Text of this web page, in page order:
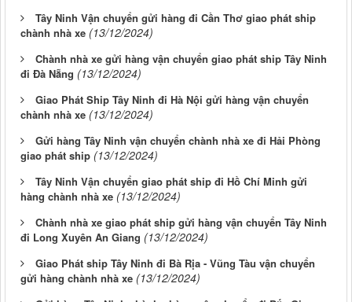
Tây Ninh Vận chuyển gửi hàng đi Cần Thơ giao phát ship
chành nhà xe (13/12/2024)
Chành nhà xe gửi hàng vận chuyển giao phát ship Tây Ninh
đi Đà Nẵng (13/12/2024)
Giao Phát Ship Tây Ninh đi Hà Nội gửi hàng vận chuyển
chành nhà xe (13/12/2024)
Gửi hàng Tây Ninh vận chuyển chành nhà xe đi Hải Phòng
giao phát ship (13/12/2024)
Tây Ninh Vận chuyển giao phát ship đi Hồ Chí Minh gửi
hàng chành nhà xe (13/12/2024)
Chành nhà xe giao phát ship gửi hàng vận chuyển Tây Ninh
đi Long Xuyên An Giang (13/12/2024)
Giao Phát ship Tây Ninh đi Bà Rịa - Vũng Tàu vận chuyển
gửi hàng chành nhà xe (13/12/2024)